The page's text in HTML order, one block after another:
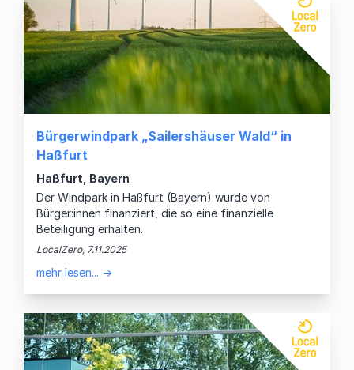
Bürgerwindpark „Sailershäuser Wald“ in
Haßfurt
Haßfurt, Bayern
Der Windpark in Haßfurt (Bayern) wurde von
Bürger:innen finanziert, die so eine finanzielle
Beteiligung erhalten.
LocalZero, 7.11.2025
mehr lesen... →